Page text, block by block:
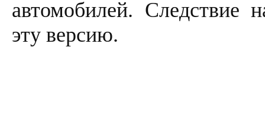
автомобилей. Следствие
эту версию.